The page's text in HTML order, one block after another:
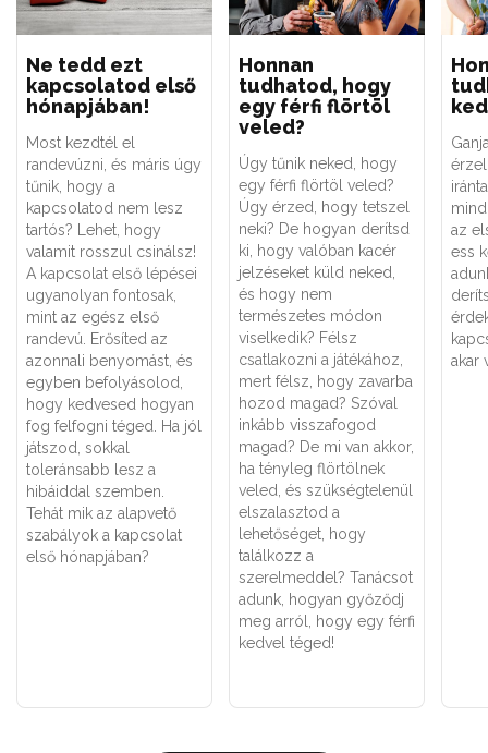
Ne tedd ezt
kapcsolatod első
hónapjában!
Most kezdtél el
randevúzni, és máris úgy
tűnik, hogy a
kapcsolatod nem lesz
tartós? Lehet, hogy
valamit rosszul csinálsz!
A kapcsolat első lépései
ugyanolyan fontosak,
mint az egész első
randevú. Erősíted az
azonnali benyomást, és
egyben befolyásolod,
hogy kedvesed hogyan
fog felfogni téged. Ha jól
játszod, sokkal
toleránsabb lesz a
hibáiddal szemben.
Tehát mik az alapvető
szabályok a kapcsolat
első hónapjában?
Honnan
tudhatod, hogy
egy férfi flörtöl
veled?
Úgy tűnik neked, hogy
egy férfi flörtöl veled?
Úgy érzed, hogy tetszel
neki? De hogyan derítsd
ki, hogy valóban kacér
jelzéseket küld neked,
és hogy nem
természetes módon
viselkedik? Félsz
csatlakozni a játékához,
mert félsz, hogy zavarba
hozod magad? Szóval
inkább visszafogod
magad? De mi van akkor,
ha tényleg flörtölnek
veled, és szükségtelenül
elszalasztod a
lehetőséget, hogy
találkozz a
szerelmeddel? Tanácsot
adunk, hogyan győződj
meg arról, hogy egy férfi
kedvel téged!
az
ess
akar